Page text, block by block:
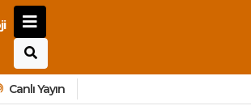
Canlı Yayın